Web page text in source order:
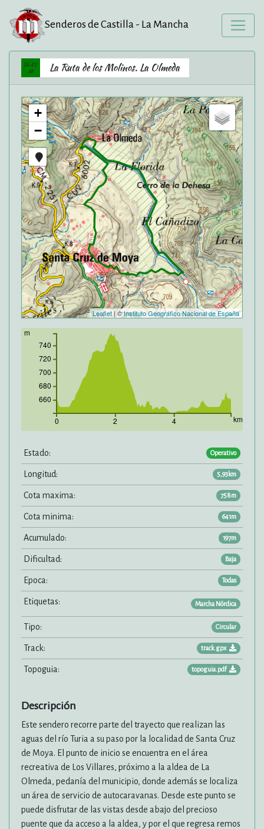
Senderos de Castilla - La Mancha
SL-CU
16
La Ruta de los Molinos. La Olmeda
+
−
Leaflet | ©Instituto Geográfico Nacional de España
0 2 4 km
660
680
700
720
740
m
Estado: Operativo
Longitud: 5,93km
Cota maxima: 758m
Cota minima: 641m
Acumulado: 197m
Dificultad: Baja
Epoca: Todas
Etiquetas: Marcha Nórdica
Tipo: Circular
Track: track.gpx
Topoguia: topoguia.pdf
Descripción
Este sendero recorre parte del trayecto que realizan las
aguas del río Turia a su paso por la localidad de Santa Cruz
de Moya. El punto de inicio se encuentra en el área
recreativa de Los Villares, próximo a la aldea de La
Olmeda, pedanía del municipio, donde además se localiza
un área de servicio de autocaravanas. Desde este punto se
puede disfrutar de las vistas desde abajo del precioso
puente que da acceso a la aldea, y por el que regresa remos